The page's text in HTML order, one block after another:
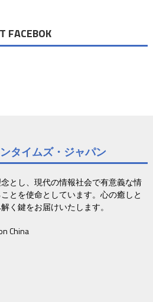
FACEBOK
タイムズ・ジャパン
とし、現代の情報社会で有意義な情
とを使命としています。心の癒しと
く鍵をお届けいたします。
China